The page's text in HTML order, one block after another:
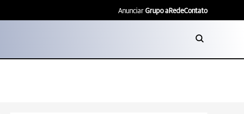
Anunciar Grupo aRedeContato